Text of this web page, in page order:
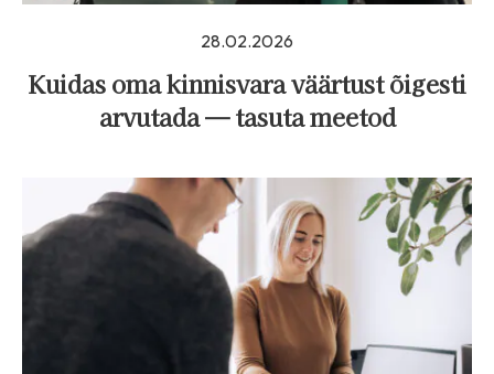
28.02.2026
Kuidas oma kinnisvara väärtust õigesti
arvutada — tasuta meetod